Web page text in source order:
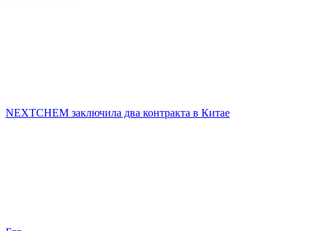
NEXTCHEM заключила два контракта в Китае